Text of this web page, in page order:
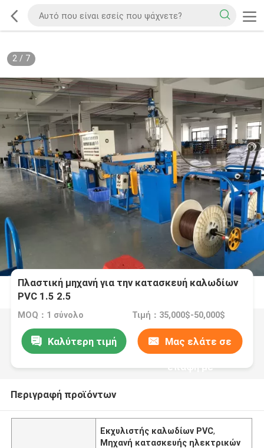
2/ 7
Πλαστική μηχανή για την κατασκευή καλωδίων
PVC 1.5 2.5
MOQ：1 σύνολο Τιμή：35,000$-50,000$
Καλύτερη τιμή Μας ελάτε σε
επαφή με
Περιγραφή προϊόντων
Εκχυλιστής καλωδίων PVC,
Μηχανή κατασκευής ηλεκτρικών